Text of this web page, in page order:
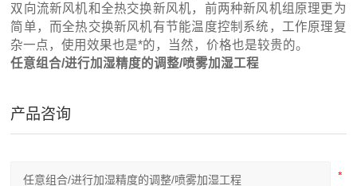
双向流新风机和全热交换新风机，前两种新风机组原理更为
简单，而全热交换新风机有节能温度控制系统，工作原理复
杂一点，使用效果也是*的，当然，价格也是较贵的。
任意组合/进行加湿精度的调整/喷雾加湿工程
产品咨询